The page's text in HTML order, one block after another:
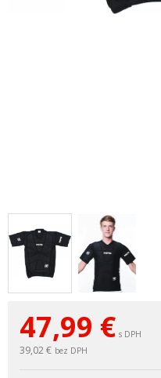
47,99 € s DPH
39,02 € bez DPH